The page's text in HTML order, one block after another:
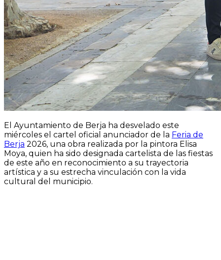
El Ayuntamiento de Berja ha desvelado este
miércoles el cartel oficial anunciador de la Feria de
Berja 2026, una obra realizada por la pintora Elisa
Moya, quien ha sido designada cartelista de las fiestas
de este año en reconocimiento a su trayectoria
artística y a su estrecha vinculación con la vida
cultural del municipio.